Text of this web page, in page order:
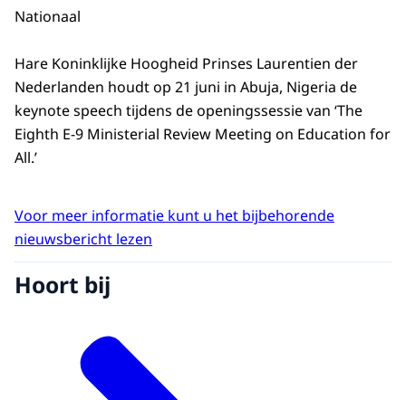
Nationaal
Hare Koninklijke Hoogheid Prinses Laurentien der
Nederlanden houdt op 21 juni in Abuja, Nigeria de
keynote speech tijdens de openingssessie van ‘The
Eighth E-9 Ministerial Review Meeting on Education for
All.’
Voor meer informatie kunt u het bijbehorende
nieuwsbericht lezen
Hoort bij